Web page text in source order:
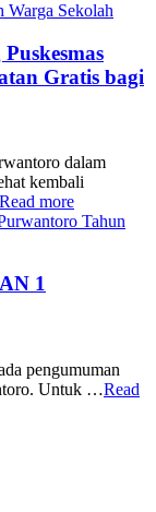
Gratis bagi
dalam
kembali
Read more
1
pengumuman
Untuk …Read